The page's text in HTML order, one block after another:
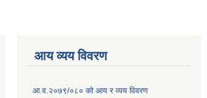
आय व्यय विवरण
आ.व.२०७९/०८० को आय र व्यय विवरण